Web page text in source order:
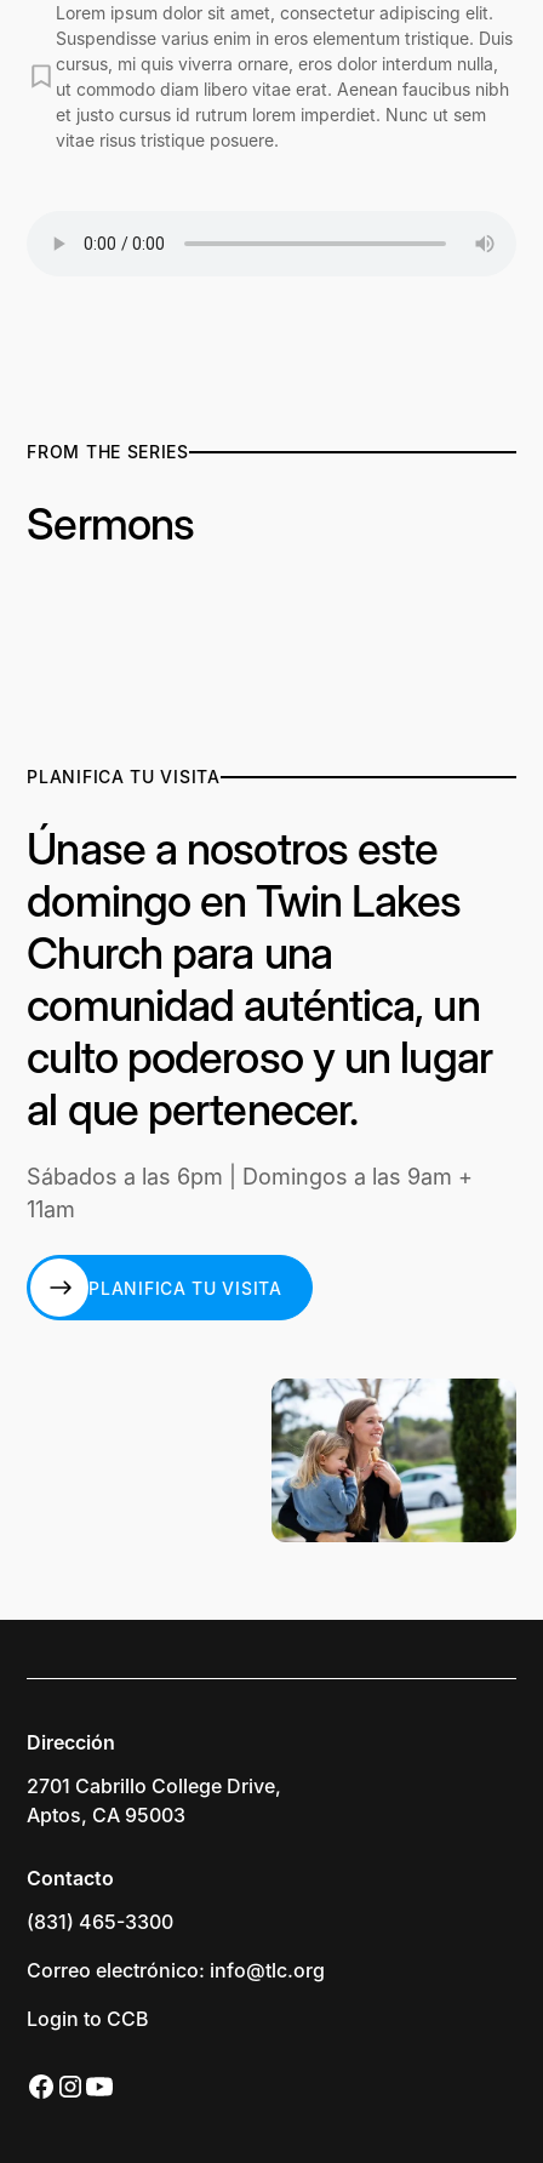
Lorem ipsum dolor sit amet, consectetur adipiscing elit.
Suspendisse varius enim in eros elementum tristique. Duis
cursus, mi quis viverra ornare, eros dolor interdum nulla,
ut commodo diam libero vitae erat. Aenean faucibus nibh
et justo cursus id rutrum lorem imperdiet. Nunc ut sem
vitae risus tristique posuere.
FROM THE SERIES
Sermons
PLANIFICA TU VISITA
Únase a nosotros este
domingo en Twin Lakes
Church para una
comunidad auténtica, un
culto poderoso y un lugar
al que pertenecer.
Sábados a las 6pm | Domingos a las 9am +
11am
PLANIFICA TU VISITA
Dirección
2701 Cabrillo College Drive,
Aptos, CA 95003
Contacto
(831) 465-3300
Correo electrónico: info@tlc.org
Login to CCB